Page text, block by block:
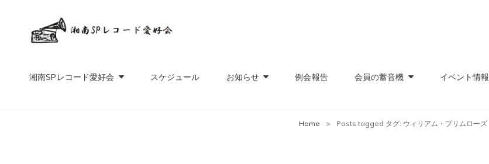
湘南SPレコード愛好会 スケジュール お知らせ 例会報告 会員の蓄音機 イベント情報
Home > Posts tagged タグ: ウィリアム・プリムローズ